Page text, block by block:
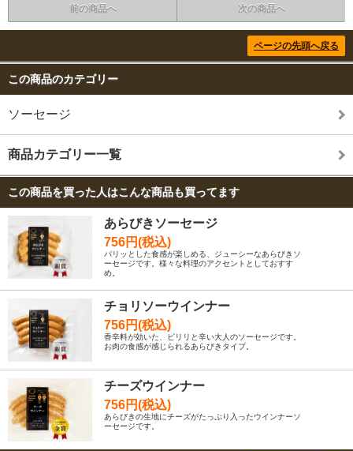
前の商品へ 次の商品へ
ページの先頭へ戻る
この商品のカテゴリー
ソーセージ
商品カテゴリー一覧
この商品を買った人はこんな商品も買ってます
あらびきソーセージ
756円(税込)
パリッとした食感が楽しめる、ジューシーなあらびきソ
ーセージです。様々な料理のアクセントとしておすす
め。
チョリソーウインナー
756円(税込)
香辛料が効いた、ピリリと辛い大人のソーセージです。
お肉の食感が感じられるあらびきタイプ。
チーズウインナー
756円(税込)
あらびきの生地にチーズがたっぷり入ったウインナーソ
ーセージです。